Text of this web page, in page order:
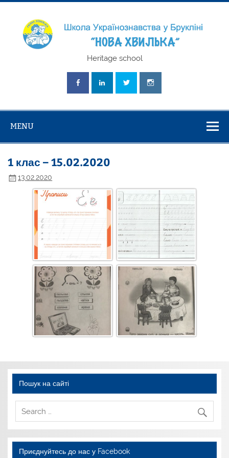
Skip
"Нова
Heritage school
MENU
1 клас – 15.02.2020
13.02.2020
Пошук на сайті
Приєднуйтесь до нас у Facebook